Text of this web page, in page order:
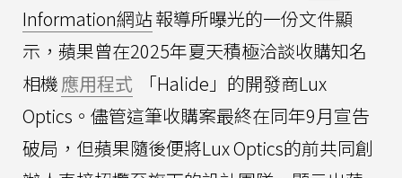
Information網站報導所曝光的一份文件顯
示，蘋果曾在2025年夏天積極洽談收購知名
相機應用程式
「Halide」的開發商Lux
Optics。儘管這筆收購案最終在同年9月宣告
破局，但蘋果隨後便將Lux Optics的前共同創